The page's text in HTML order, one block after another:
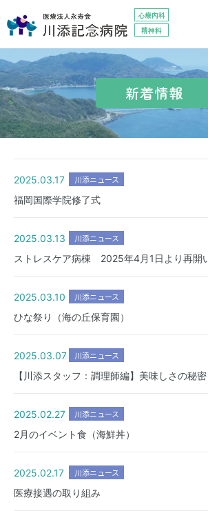
心療内科
精神科
お問い合わせ
HOME
外来のご案内
入院のご案内
診療科・部門
在宅サービス
医療関係者の方
プライバシーポリシー
新着情報
2025.03.17 川添ニュース
福岡国際学院修了式
2025.03.13 川添ニュース
ストレスケア病棟 2025年4月1日より再開
2025.03.10 川添ニュース
ひな祭り（海の丘保育園）
2025.03.07 川添ニュース
【川添スタッフ：調理師編】美味しさの秘密
2025.02.27 川添ニュース
2月のイベント食（海鮮丼）
2025.02.17 川添ニュース
医療接遇の取り組み